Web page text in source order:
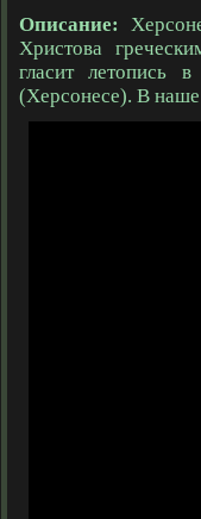
Описание:
Христова
гласит летопись
(Херсонесе). В наше